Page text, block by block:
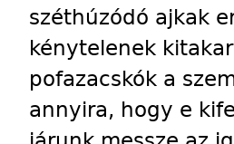
széthúzódó ajkak
kénytelenek
pofazacskók a
annyira, hogy e